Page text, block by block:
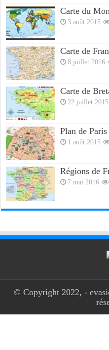
Carte du
3 août 2015
Carte de
8 juillet 2016
Carte de
22 juillet 2015
Plan de Paris
1 août 2015
Régions de
7 mai 2016
© Copyright 2022, -